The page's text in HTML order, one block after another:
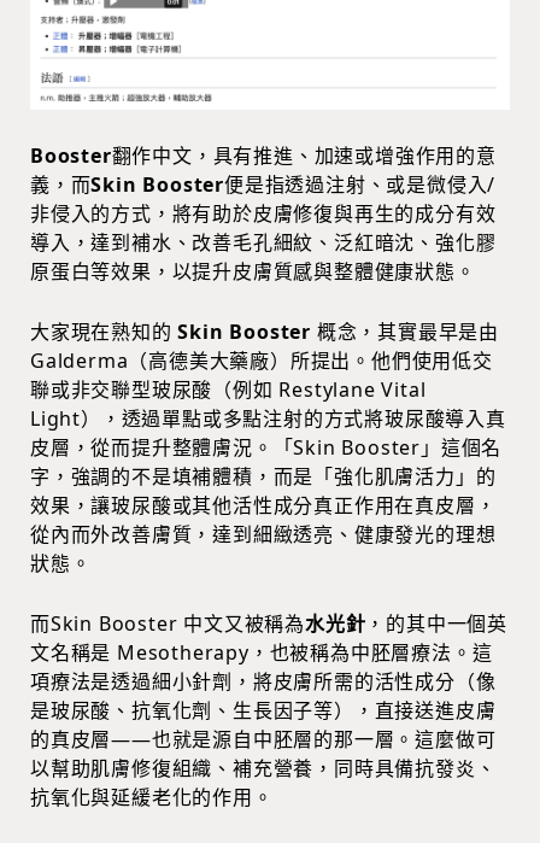
Booster翻作中文，具有推進、加速或增強作用的意
義，而Skin Booster便是指透過注射、或是微侵入/
非侵入的方式，將有助於皮膚修復與再生的成分有效
導入，達到補水、改善毛孔細紋、泛紅暗沈、強化膠
原蛋白等效果，以提升皮膚質感與整體健康狀態。
大家現在熟知的 Skin Booster 概念，其實最早是由
Galderma（高德美大藥廠）所提出。他們使用低交
聯或非交聯型玻尿酸（例如 Restylane Vital
Light），透過單點或多點注射的方式將玻尿酸導入真
皮層，從而提升整體膚況。「Skin Booster」這個名
字，強調的不是填補體積，而是「強化肌膚活力」的
效果，讓玻尿酸或其他活性成分真正作用在真皮層，
從內而外改善膚質，達到細緻透亮、健康發光的理想
狀態。
而Skin Booster 中文又被稱為水光針 ，的其中一個英
文名稱是 Mesotherapy，也被稱為中胚層療法。這
項療法是透過細小針劑，將皮膚所需的活性成分（像
是玻尿酸、抗氧化劑、生長因子等），直接送進皮膚
的真皮層——也就是源自中胚層的那一層。這麼做可
以幫助肌膚修復組織、補充營養，同時具備抗發炎、
抗氧化與延緩老化的作用。